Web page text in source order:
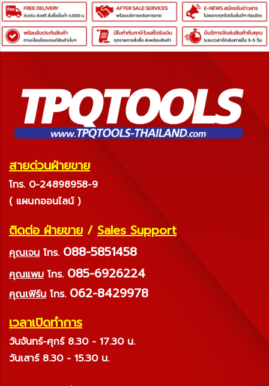
สายด่วนฝ่ายขาย
โทร. 0-24898958-9
( แผนกออนไลน์ )
ติดต่อ ฝ่ายขาย / Sales Support
คุณเจน โทร. 088-5851458
คุณแพม โทร. 085-6926224
คุณเฟิร์น โทร. 062-8429978
เวลาเปิดทำการ
วันจันทร์-ศุกร์ 8.30 - 17.30 น.
วันเสาร์ 8.30 - 15.30 น.